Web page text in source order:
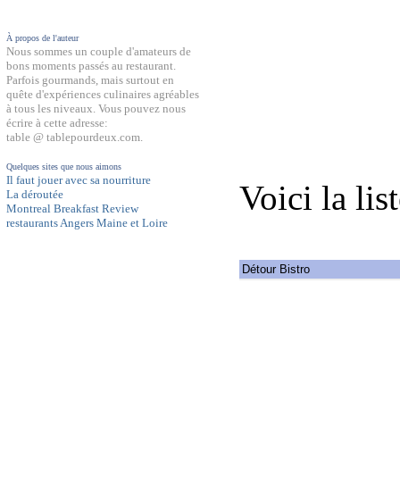
À propos de l'auteur
Nous sommes un couple d'amateurs de
bons moments passés au restaurant.
Parfois gourmands, mais surtout en
quête d'expériences culinaires agréables
à tous les niveaux. Vous pouvez nous
écrire à cette adresse:
table @ tablepourdeux.com.
Quelques sites que nous aimons
Il faut jouer avec sa nourriture
La déroutée
Montreal Breakfast Review
restaurants Angers Maine et Loire
Voici la
Détour Bistro